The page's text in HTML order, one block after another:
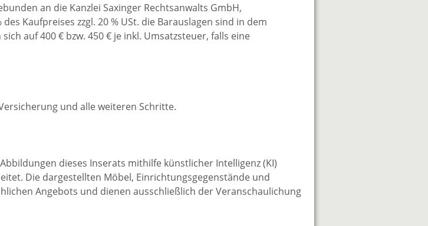
an die Kanzlei Saxinger Rechtsanwalts GmbH,
Kaufpreises zzgl. 20 % USt. die Barauslagen sind in dem
auf 400 € bzw. 450 € je inkl. Umsatzsteuer, falls eine
und alle weiteren Schritte.
dieses Inserats mithilfe künstlicher Intelligenz (KI)
Die dargestellten Möbel, Einrichtungsgegenstände und
Angebots und dienen ausschließlich der Veranschaulichung